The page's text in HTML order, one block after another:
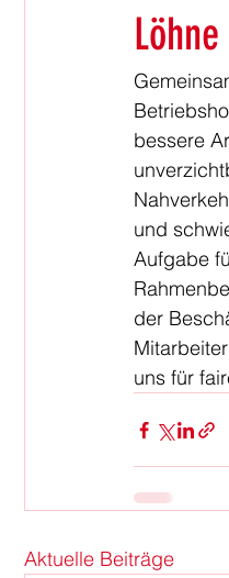
bessere
und
Aufgabe
der
uns für
Aktuelle Beiträge